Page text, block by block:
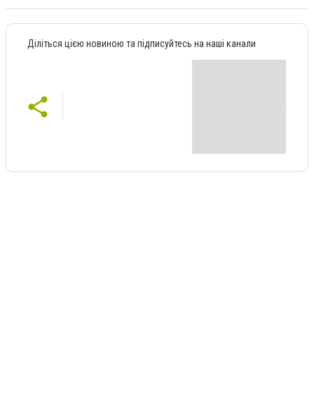
Діліться цією новиною та підписуйтесь на наші канали